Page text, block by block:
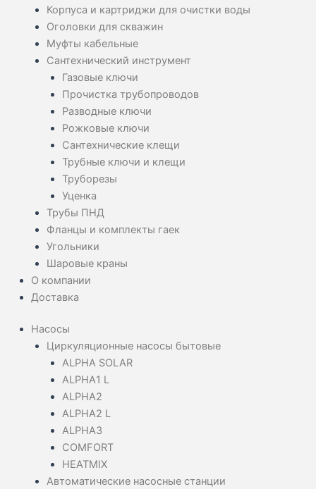
Корпуса и картриджи для очистки воды
Оголовки для скважин
Муфты кабельные
Сантехнический инструмент
Газовые ключи
Прочистка трубопроводов
Разводные ключи
Рожковые ключи
Сантехнические клещи
Трубные ключи и клещи
Труборезы
Уценка
Трубы ПНД
Фланцы и комплекты гаек
Угольники
Шаровые краны
О компании
Доставка
Насосы
Циркуляционные насосы бытовые
ALPHA SOLAR
ALPHA1 L
ALPHA2
ALPHA2 L
ALPHA3
COMFORT
HEATMIX
Автоматические насосные станции